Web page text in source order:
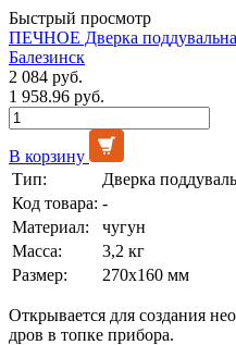
Быстрый просмотр
ПЕЧНОЕ Дверка
Балезинск
2 084 руб.
1 958.96 руб.
В корзину
Тип:
Дверка
Код товара: -
Материал:
чугун
Масса:
3,2 кг
Размер:
270х160 мм
Открывается для создания
дров в топке прибора.